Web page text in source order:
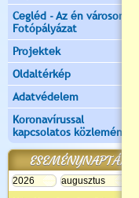
Cegléd - Az én városom -
Fotópályázat
Projektek
Oldaltérkép
Adatvédelem
Koronavírussal
kapcsolatos közlemények
ESEMÉNYNAPTÁR